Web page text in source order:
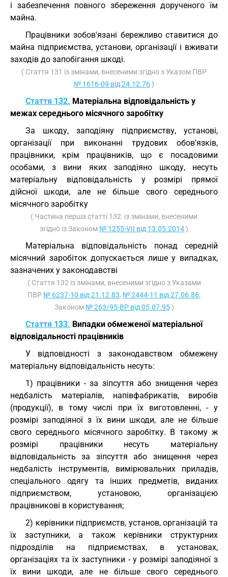
і забезпечення повного збереження дорученого їм
майна.
Працівники зобов'язані бережливо ставитися до
майна підприємства, установи, організації і вживати
заходів до запобігання шкоді.
( Стаття 131 із змінами, внесеними згідно з Указом ПВР
№ 1616-09 від 24.12.76)
Стаття 132. Матеріальна відповідальність у
межах середнього місячного заробітку
За шкоду, заподіяну підприємству, установі,
організації при виконанні трудових обов'язків,
працівники, крім працівників, що є посадовими
особами, з вини яких заподіяно шкоду, несуть
матеріальну відповідальність у розмірі прямої
дійсної шкоди, але не більше свого середнього
місячного заробітку
( Частина перша статті 132 із змінами, внесеними
згідно із Законом № 1255-VII від 13.05.2014)
Матеріальна відповідальність понад середній
місячний заробіток допускається лише у випадках,
зазначених у законодавстві
( Стаття 132 із змінами, внесеними згідно з Указами
ПВР № 6237-10 від 21.12.83, № 2444-11 від 27.06.86;
Законом № 263/95-ВР від 05.07.95)
Стаття 133. Випадки обмеженої матеріальної
відповідальності працівників
У відповідності з законодавством обмежену
матеріальну відповідальність несуть:
1) працівники - за зіпсуття або знищення через
недбалість матеріалів, напівфабрикатів, виробів
(продукції), в тому числі при їх виготовленні, - у
розмірі заподіяної з їх вини шкоди, але не більше
свого середнього місячного заробітку. В такому ж
розмірі працівники несуть матеріальну
відповідальність за зіпсуття або знищення через
недбалість інструментів, вимірювальних приладів,
спеціального одягу та інших предметів, виданих
підприємством, установою, організацією
працівникові в користування;
2) керівники підприємств, установ, організацій та
їх заступники, а також керівники структурних
підрозділів на підприємствах, в установах,
організаціях та їх заступники - у розмірі заподіяної з
їх вини шкоди, але не більше свого середнього